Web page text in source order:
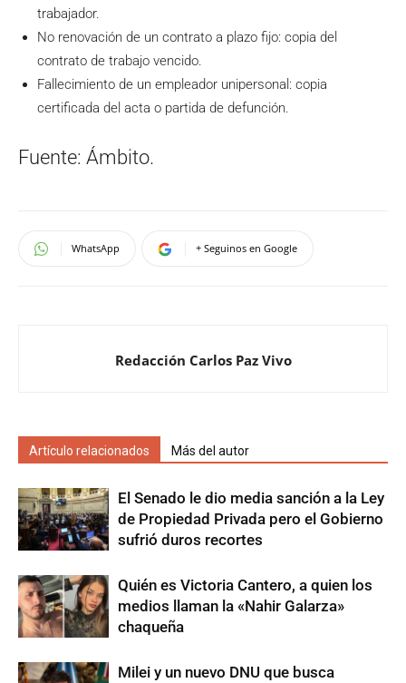
trabajador.
No renovación de un contrato a plazo fijo: copia del
contrato de trabajo vencido.
Fallecimiento de un empleador unipersonal: copia
certificada del acta o partida de defunción.
Fuente: Ámbito.
WhatsApp + Seguinos en Google
Redacción Carlos Paz Vivo
Artículo relacionados Más del autor
El Senado le dio media sanción a la Ley
de Propiedad Privada pero el Gobierno
sufrió duros recortes
Quién es Victoria Cantero, a quien los
medios llaman la «Nahir Galarza»
chaqueña
Milei y un nuevo DNU que busca